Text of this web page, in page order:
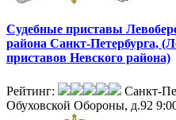
Судебные приставы
района Санкт-Петербурга,
приставов Невского района)
Рейтинг:
Санкт-
Обуховской Обороны, д.92